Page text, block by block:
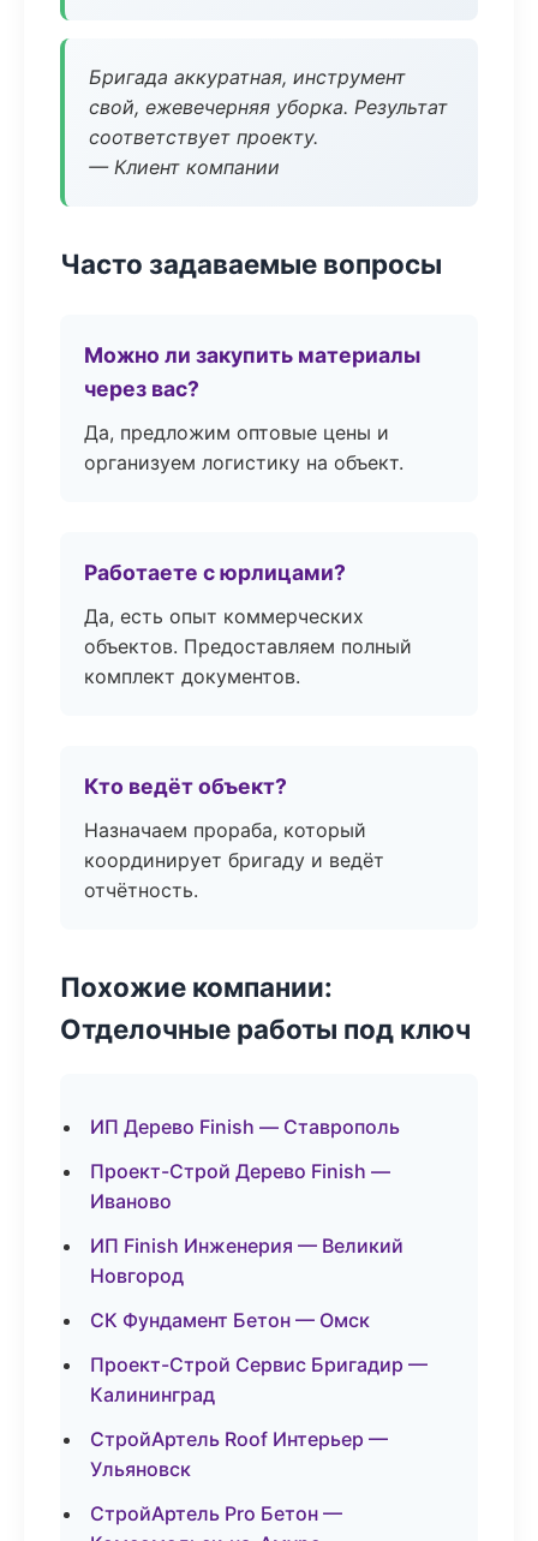
Бригада аккуратная, инструмент
свой, ежевечерняя уборка. Результат
соответствует проекту.
— Клиент компании
Часто задаваемые вопросы
Можно ли закупить материалы
через вас?
Да, предложим оптовые цены и
организуем логистику на объект.
Работаете с юрлицами?
Да, есть опыт коммерческих
объектов. Предоставляем полный
комплект документов.
Кто ведёт объект?
Назначаем прораба, который
координирует бригаду и ведёт
отчётность.
Похожие компании:
Отделочные работы под ключ
ИП Дерево Finish — Ставрополь
Проект-Строй Дерево Finish —
Иваново
ИП Finish Инженерия — Великий
Новгород
СК Фундамент Бетон — Омск
Проект-Строй Сервис Бригадир —
Калининград
СтройАртель Roof Интерьер —
Ульяновск
СтройАртель Pro Бетон —